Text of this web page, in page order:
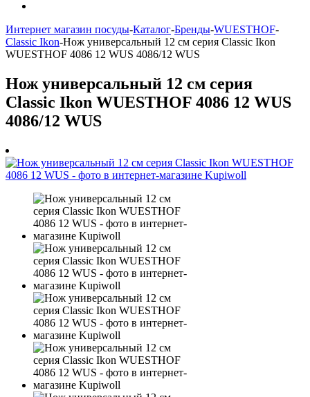
Интернет магазин посуды-Каталог-Бренды-WUESTHOF-
Classic Ikon-Нож универсальный 12 см серия Classic Ikon
WUESTHOF 4086 12 WUS 4086/12 WUS
Нож универсальный 12 см серия
Classic Ikon WUESTHOF 4086 12 WUS
4086/12 WUS